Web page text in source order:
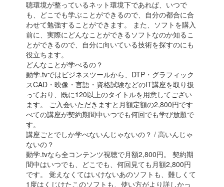
聴環境が整っているネット環境下であれば、いつで
も、どこでも学ぶことができるので、自分の都合に合
わせて勉強することができます。 また、ソフトを購入
前に、実際にどんなことができるソフトなのか知るこ
とができるので、自分に向いている技術を探すのにも
役立ちます。
どんなことが学べるの？
動学.tvではビジネスツールから、DTP・グラフィック
スCAD・映像・言語・資格試験などのIT講座を取り扱
っており、既に120以上のタイトルを用意してござい
ます。 ご入会いただきますと月額定額の2,800円です
べての講座が契約期間中いつでも何回でも学び放題で
す。
講座ごとでしか学べないんじゃないの？ / 高いんじゃ
ないの？
動学.tvなら全コンテンツ視聴で月額2,800円。 契約期
間中はいつでも、どこでも、何回見ても月額2,800円
です。 覚えなくてはいけないあのソフトも、難しくて
1度はくじけたこのソフトも、使い方がより詳しかっ